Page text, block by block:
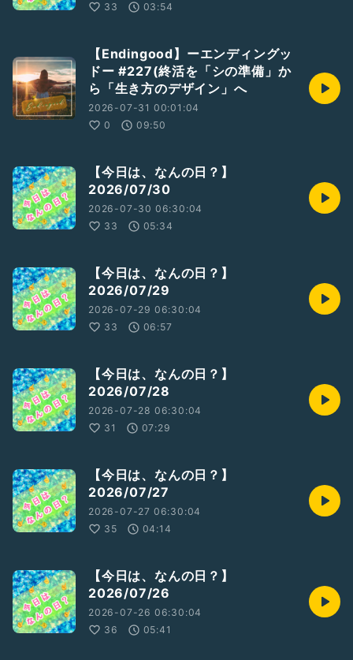
33
03:54
【Endingood】ーエンディングッ
ドー #227(終活を「シの準備」か
ら「生き方のデザイン」へ
2026-07-31 00:01:04
0
09:50
【今日は、なんの日？】
2026/07/30
2026-07-30 06:30:04
33
05:34
【今日は、なんの日？】
2026/07/29
2026-07-29 06:30:04
33
06:57
【今日は、なんの日？】
2026/07/28
2026-07-28 06:30:04
31
07:29
【今日は、なんの日？】
2026/07/27
2026-07-27 06:30:04
35
04:14
【今日は、なんの日？】
2026/07/26
2026-07-26 06:30:04
36
05:41